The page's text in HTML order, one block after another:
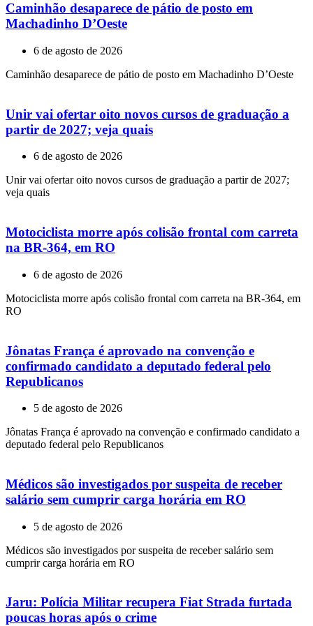
Caminhão desaparece de pátio de posto em
Machadinho D’Oeste
6 de agosto de 2026
Caminhão desaparece de pátio de posto em Machadinho D’Oeste
Unir vai ofertar oito novos cursos de graduação a
partir de 2027; veja quais
6 de agosto de 2026
Unir vai ofertar oito novos cursos de graduação a partir de 2027;
veja quais
Motociclista morre após colisão frontal com carreta
na BR-364, em RO
6 de agosto de 2026
Motociclista morre após colisão frontal com carreta na BR-364, em
RO
Jônatas França é aprovado na convenção e
confirmado candidato a deputado federal pelo
Republicanos
5 de agosto de 2026
Jônatas França é aprovado na convenção e confirmado candidato a
deputado federal pelo Republicanos
Médicos são investigados por suspeita de receber
salário sem cumprir carga horária em RO
5 de agosto de 2026
Médicos são investigados por suspeita de receber salário sem
cumprir carga horária em RO
Jaru: Polícia Militar recupera Fiat Strada furtada
poucas horas após o crime